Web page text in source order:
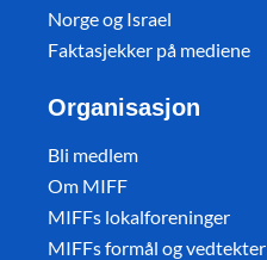
Norge og Israel
Faktasjekker på mediene
Organisasjon
Bli medlem
Om MIFF
MIFFs lokalforeninger
MIFFs formål og vedtekter